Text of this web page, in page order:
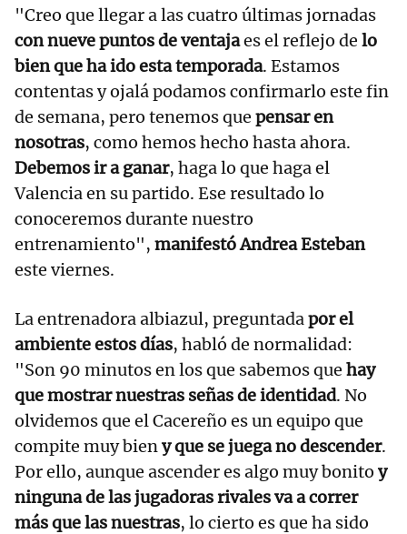
"Creo que llegar a las cuatro últimas jornadas
con nueve puntos de ventajaes el reflejo de lo
bien que ha ido esta temporada. Estamos
contentas y ojalá podamos confirmarlo este fin
de semana, pero tenemos que pensar en
nosotras, como hemos hecho hasta ahora.
Debemos ir a ganar, haga lo que haga el
Valencia en su partido. Ese resultado lo
conoceremos durante nuestro
entrenamiento", manifestó Andrea Esteban
este viernes.
La entrenadora albiazul, preguntadapor el
ambiente estos días, habló de normalidad:
"Son 90 minutos en los que sabemos que hay
que mostrar nuestras señas de identidad. No
olvidemos que el Cacereño es un equipo que
compite muy bieny que se juega no descender.
Por ello, aunque ascender es algo muy bonito y
ninguna de las jugadoras rivales va a correr
más que las nuestras, lo cierto es que ha sido